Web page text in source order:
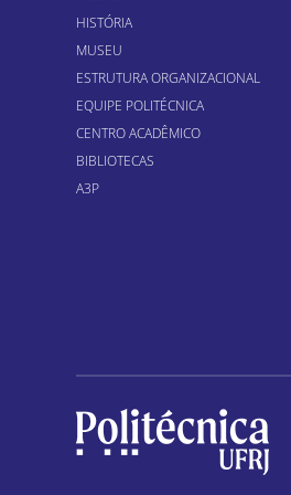
HISTÓRIA
MUSEU
ESTRUTURA ORGANIZACIONAL
EQUIPE POLITÉCNICA
CENTRO ACADÊMICO
BIBLIOTECAS
A3P